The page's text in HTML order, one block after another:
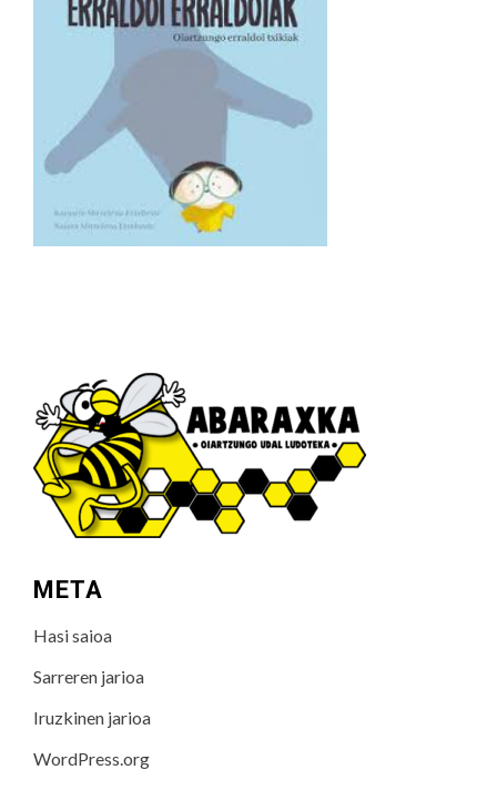
META
Hasi saioa
Sarreren jarioa
Iruzkinen jarioa
WordPress.org